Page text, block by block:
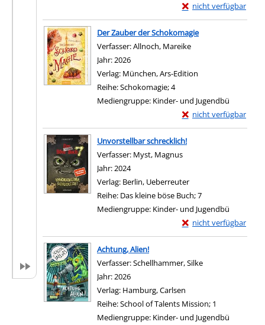
nicht verfügbar
Exemplar-Details von
Zum Download von
Der Zauber der Schokomagie
Verfasser:Allnoch, Mareike
Jahr:2026
Verlag: München, Ars-Edition
Reihe:Schokomagie; 4
Mediengruppe: Kinder- und Jugendbü
nicht verfügbar
Exemplar-Details von
Zum Download von
Unvorstellbar schrecklich!
Verfasser: Myst, Magnus
Jahr:2024
Verlag: Berlin, Ueberreuter
Reihe: Das kleine böse Buch; 7
Mediengruppe: Kinder- und Jugendbü
nicht verfügbar
Exemplar-Details von
Zum Download von
Achtung, Alien!
Verfasser:Schellhammer, Silke
Jahr:2026
Verlag: Hamburg, Carlsen
Reihe:School of Talents Mission; 1
Mediengruppe: Kinder- und Jugendbü